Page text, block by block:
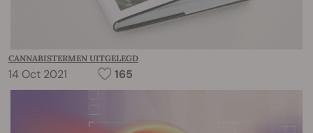
CANNABISTERMEN UITGELEGD
14 Oct 2021 165